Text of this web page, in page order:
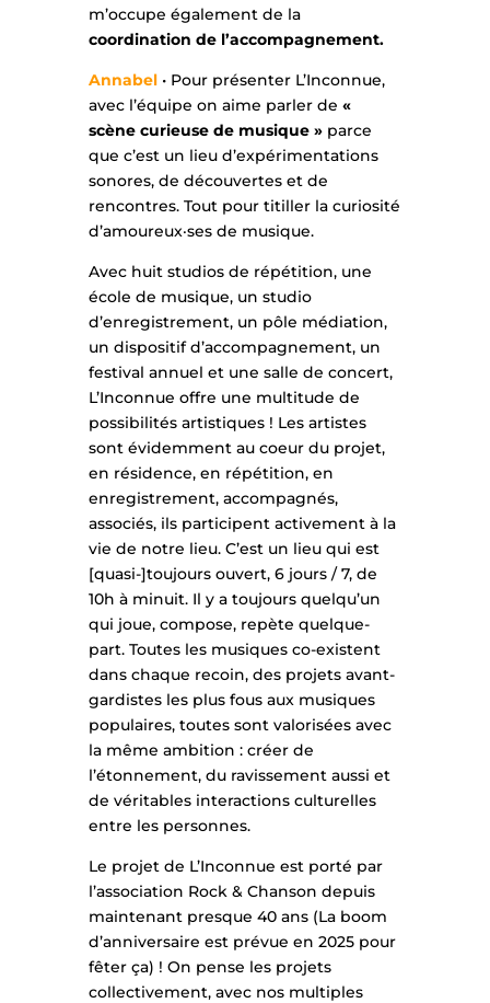
m’occupe également de la
coordination de l’accompagnement.
Annabel• Pour présenter L’Inconnue,
avec l’équipe on aime parler de «
scène curieuse de musique »parce
que c’est un lieu d’expérimentations
sonores, de découvertes et de
rencontres. Tout pour titiller la curiosité
d’amoureux·ses de musique.
Avec huit studios de répétition, une
école de musique, un studio
d’enregistrement, un pôle médiation,
un dispositif d’accompagnement, un
festival annuel et une salle de concert,
L’Inconnue offre une multitude de
possibilités artistiques ! Les artistes
sont évidemment au coeur du projet,
en résidence, en répétition, en
enregistrement, accompagnés,
associés, ils participent activement à la
vie de notre lieu. C’est un lieu qui est
[quasi-]toujours ouvert, 6 jours / 7, de
10h à minuit. Il y a toujours quelqu’un
qui joue, compose, repète quelque-
part. Toutes les musiques co-existent
dans chaque recoin, des projets avant-
gardistes les plus fous aux musiques
populaires, toutes sont valorisées avec
la même ambition : créer de
l’étonnement, du ravissement aussi et
de véritables interactions culturelles
entre les personnes.
Le projet de L’Inconnue est porté par
l’association Rock & Chanson depuis
maintenant presque 40 ans (La boom
d’anniversaire est prévue en 2025 pour
fêter ça) ! On pense les projets
collectivement, avec nos multiples